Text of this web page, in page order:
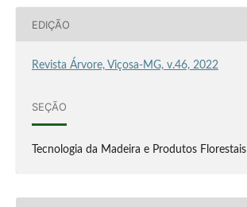
EDIÇÃO
Revista Árvore, Viçosa-MG, v.46, 2022
SEÇÃO
Tecnologia da Madeira e Produtos Florestais